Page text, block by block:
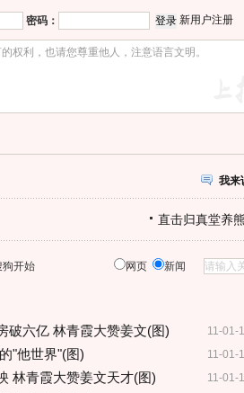
密码： 新用户注册
我来
直击归真堂养
狗开始 网页 新闻
11-01-
破六亿 林青霞大赞姜文(图)
11-01-
"他世界"(图)
11-01-
林青霞大赞姜文天才(图)